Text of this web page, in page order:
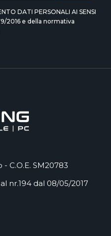
DATI PERSONALI AI SENSI
2016 e della normativa
C.O.E. SM20783
nr.194 dal 08/05/2017